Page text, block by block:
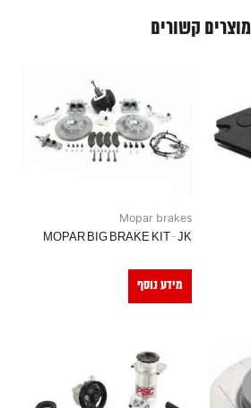
מוצרים קשורים
Mopar brakes
MOPAR BIG BRAKE KIT – JK
מידע נוסף